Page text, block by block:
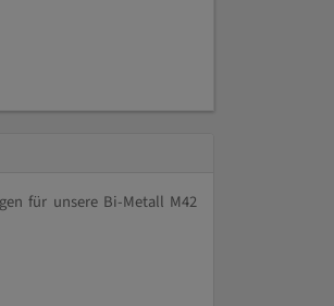
für unsere Bi-Metall M42